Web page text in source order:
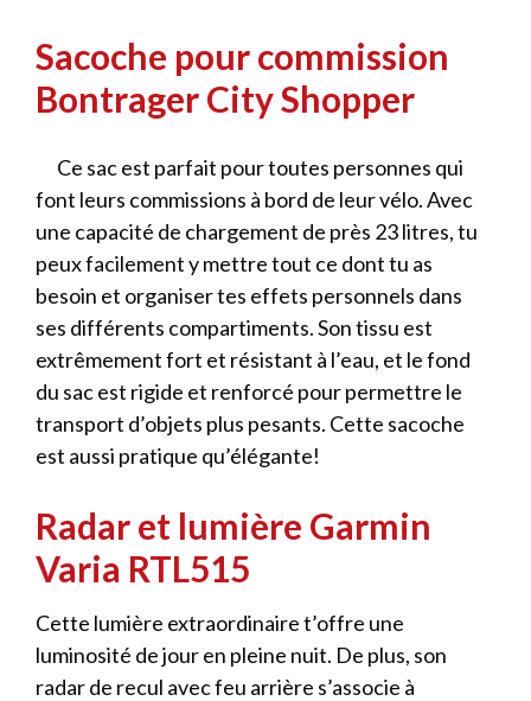
Sacoche pour commission
Bontrager City Shopper
Ce sac est parfait pour toutes personnes qui
font leurs commissions à bord de leur vélo. Avec
une capacité de chargement de près 23 litres, tu
peux facilement y mettre tout ce dont tu as
besoin et organiser tes effets personnels dans
ses différents compartiments. Son tissu est
extrêmement fort et résistant à l’eau, et le fond
du sac est rigide et renforcé pour permettre le
transport d’objets plus pesants. Cette sacoche
est aussi pratique qu’élégante!
Radar et lumière Garmin
Varia RTL515
Cette lumière extraordinaire t’offre une
luminosité de jour en pleine nuit. De plus, son
radar de recul avec feu arrière s’associe à